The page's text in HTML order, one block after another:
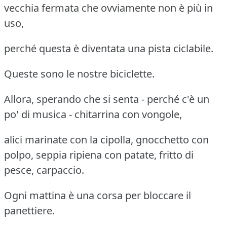
vecchia fermata che ovviamente non è più in
uso,
perché questa è diventata una pista ciclabile.
Queste sono le nostre biciclette.
Allora, sperando che si senta - perché c'è un
po' di musica - chitarrina con vongole,
alici marinate con la cipolla, gnocchetto con
polpo, seppia ripiena con patate, fritto di
pesce, carpaccio.
Ogni mattina è una corsa per bloccare il
panettiere.